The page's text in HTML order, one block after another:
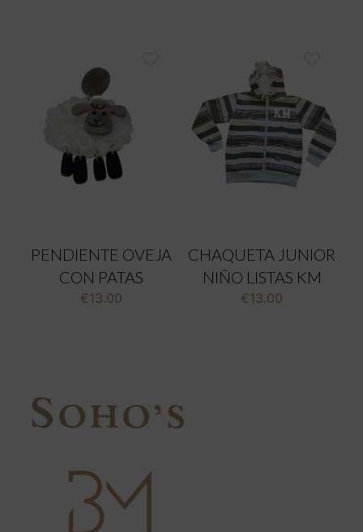
PENDIENTE OVEJA
CON PATAS
€13.00
CHAQUETA JUNIOR
NIÑO LISTAS KM
€13.00